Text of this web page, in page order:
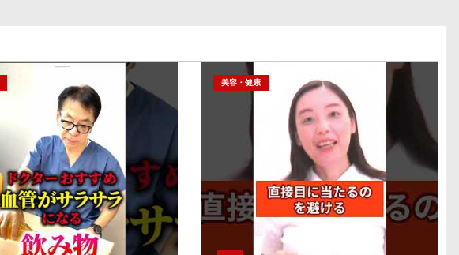
美容・健康